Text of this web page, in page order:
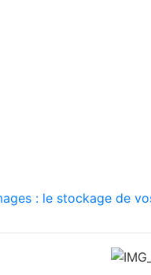
: le stockage de